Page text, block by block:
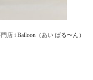
店 i Balloon（あい ばる〜ん）